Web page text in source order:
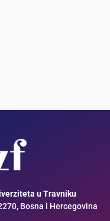
u Travniku
Bosna i Hercegovina